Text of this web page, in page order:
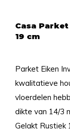
Casa
19 cm
Parket Eiken
kwalitatieve
vloerdelen
dikte van 14/3
Gelakt Rustiek